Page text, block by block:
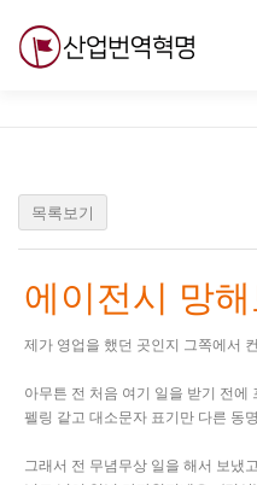
목록보기
에이전시 망
제가 영업을 했던 곳인지 그쪽에서
아무튼 전 처음 여기 일을 받기 전에
펠링 같고 대소문자 표기만 다른 동
그래서 전 무념무상 일을 해서 보냈